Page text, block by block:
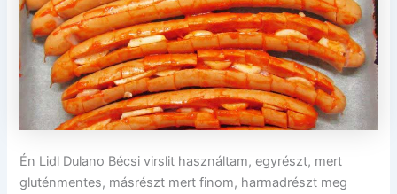
Én Lidl Dulano Bécsi virslit használtam, egyrészt, mert
gluténmentes, másrészt mert finom, harmadrészt meg